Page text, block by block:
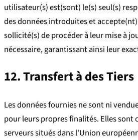
utilisateur(s) est(sont) le(s) seul(s)
des données introduites et
sollicité(s) de procéder à leur mise à
nécessaire, garantissant ainsi leur
12. Transfert à des Tiers
Les données fournies ne sont ni
pour leurs propres finalités. Elles sont
serveurs situés dans l'Union